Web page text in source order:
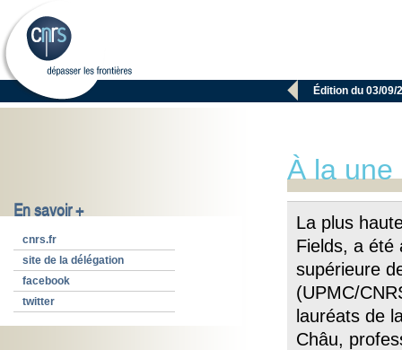
 Édition du 03/09/
En savoir +
cnrs.fr
site de la délégation
facebook
twitter
À la une
La plus
Fields, a été
supérieure
(UPMC/
lauréats de
Châu,